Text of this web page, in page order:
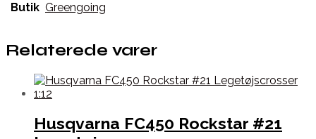
Butik Greengoing
Relaterede varer
Husqvarna FC450 Rockstar #21